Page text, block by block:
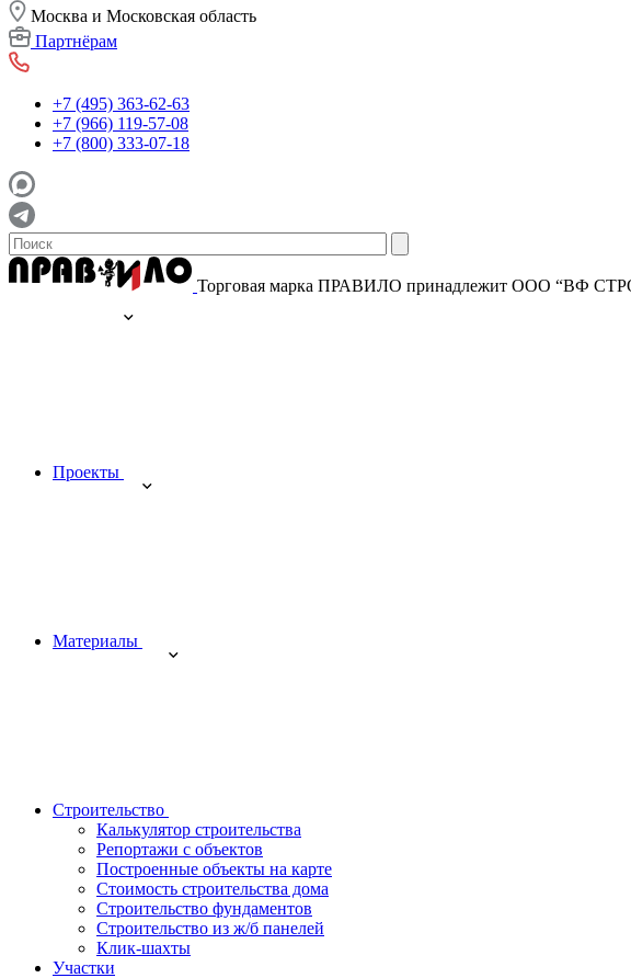
Москва и Московская область
Партнёрам
+7 (495) 363-62-63
+7 (966) 119-57-08
+7 (800) 333-07-18
Торговая марка ПРАВИЛО принадлежит ООО “ВФ
Проекты
Материалы
Строительство
Калькулятор строительства
Репортажи с объектов
Построенные объекты на карте
Стоимость строительства дома
Строительство фундаментов
Строительство из ж/б панелей
Клик-шахты
Участки